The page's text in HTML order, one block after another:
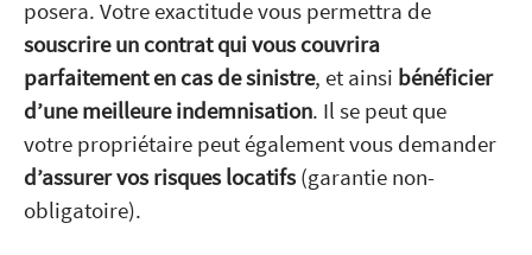
posera. Votre exactitude vous permettra de
souscrire un contrat qui vous couvrira
parfaitement en cas de sinistre, et ainsi bénéficier
d’une meilleure indemnisation. Il se peut que
votre propriétaire peut également vous demander
d’assurer vos risques locatifs (garantie non-
obligatoire).